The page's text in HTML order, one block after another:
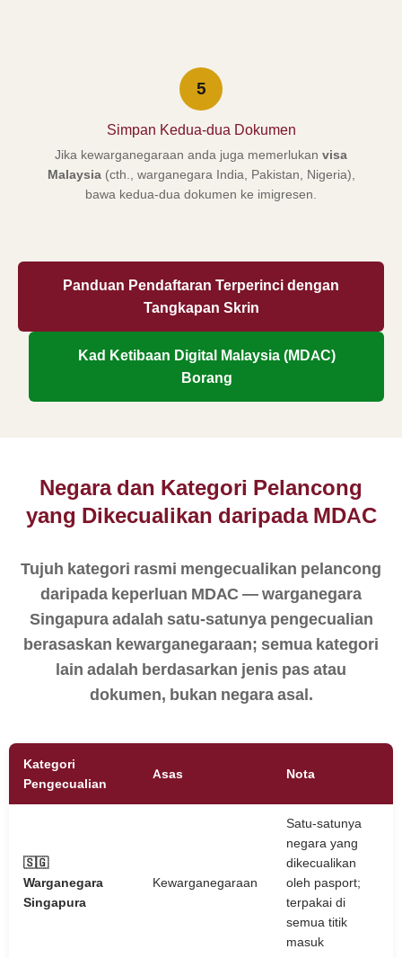
5
Simpan Kedua-dua Dokumen
Jika kewarganegaraan anda juga memerlukan visa
Malaysia(cth., warganegara India, Pakistan, Nigeria),
bawa kedua-dua dokumen ke imigresen.
Panduan Pendaftaran Terperinci dengan
Tangkapan Skrin
Kad Ketibaan Digital Malaysia (MDAC)
Borang
Negara dan Kategori Pelancong
yang Dikecualikan daripada MDAC
Tujuh kategori rasmi mengecualikan pelancong
daripada keperluan MDAC — warganegara
Singapura adalah satu-satunya pengecualian
berasaskan kewarganegaraan; semua kategori
lain adalah berdasarkan jenis pas atau
dokumen, bukan negara asal.
Kategori
Pengecualian
Asas Nota
🇸🇬
Warganegara
Singapura
Kewarganegaraan
Satu-satunya
negara yang
dikecualikan
oleh pasport;
terpakai di
semua titik
masuk